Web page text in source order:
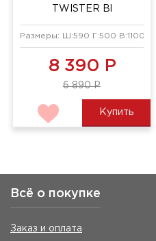
TWISTER Bl
Размеры: Ш:590 Г:500 В:1100 мм
8 390 Р
6 890 Р
Купить
Всё о покупке
Заказ и оплата